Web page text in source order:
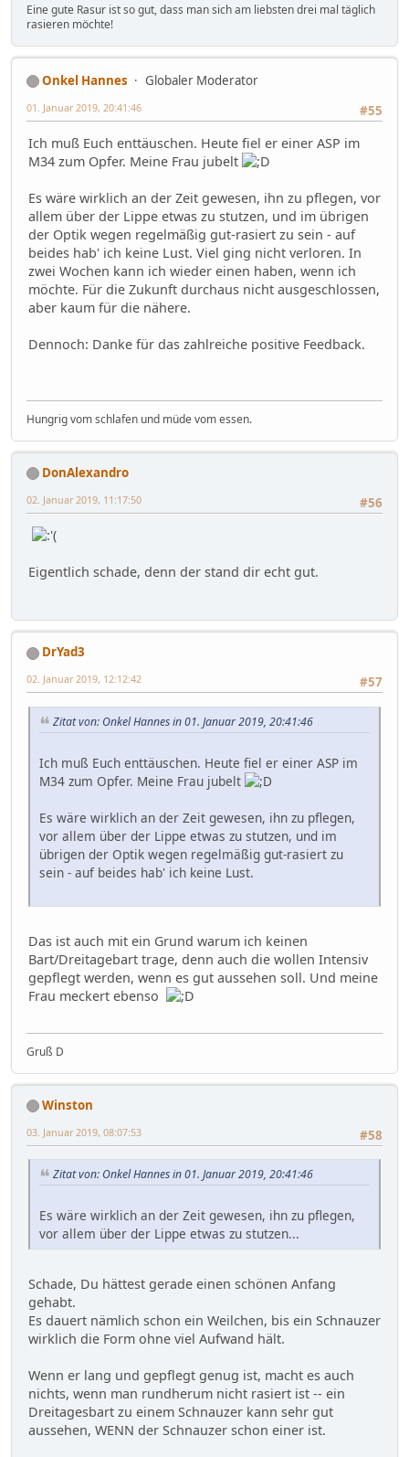
Eine gute Rasur ist so gut, dass man sich am liebsten drei mal täglich
rasieren möchte!
Onkel Hannes
Globaler Moderator
#55
01. Januar 2019, 20:41:46
Ich muß Euch enttäuschen. Heute fiel er einer ASP im
M34 zum Opfer. Meine Frau jubelt
Es wäre wirklich an der Zeit gewesen, ihn zu pflegen, vor
allem über der Lippe etwas zu stutzen, und im übrigen
der Optik wegen regelmäßig gut-rasiert zu sein - auf
beides hab' ich keine Lust. Viel ging nicht verloren. In
zwei Wochen kann ich wieder einen haben, wenn ich
möchte. Für die Zukunft durchaus nicht ausgeschlossen,
aber kaum für die nähere.
Dennoch: Danke für das zahlreiche positive Feedback.
Hungrig vom schlafen und müde vom essen.
DonAlexandro
#56
02. Januar 2019, 11:17:50
Eigentlich schade, denn der stand dir echt gut.
DrYad3
#57
02. Januar 2019, 12:12:42
Zitat von: Onkel Hannes in 01. Januar 2019, 20:41:46
Ich muß Euch enttäuschen. Heute fiel er einer ASP im
M34 zum Opfer. Meine Frau jubelt
Es wäre wirklich an der Zeit gewesen, ihn zu pflegen,
vor allem über der Lippe etwas zu stutzen, und im
übrigen der Optik wegen regelmäßig gut-rasiert zu
sein - auf beides hab' ich keine Lust.
Das ist auch mit ein Grund warum ich keinen
Bart/Dreitagebart trage, denn auch die wollen Intensiv
gepflegt werden, wenn es gut aussehen soll. Und meine
Frau meckert ebenso
Gruß D
Winston
#58
03. Januar 2019, 08:07:53
Zitat von: Onkel Hannes in 01. Januar 2019, 20:41:46
Es wäre wirklich an der Zeit gewesen, ihn zu pflegen,
vor allem über der Lippe etwas zu stutzen...
Schade, Du hättest gerade einen schönen Anfang
gehabt.
Es dauert nämlich schon ein Weilchen, bis ein Schnauzer
wirklich die Form ohne viel Aufwand hält.
Wenn er lang und gepflegt genug ist, macht es auch
nichts, wenn man rundherum nicht rasiert ist -- ein
Dreitagesbart zu einem Schnauzer kann sehr gut
aussehen, WENN der Schnauzer schon einer ist.